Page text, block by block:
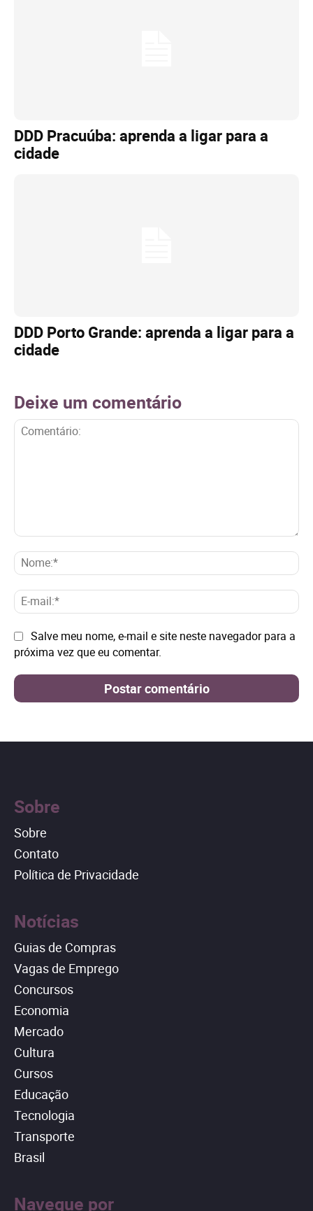
DDD Pracuúba: aprenda a ligar para a
cidade
DDD Porto Grande: aprenda a ligar para a
cidade
Deixe um comentário
E-
Site: Salve meu nome, e-mail e site neste navegador para a
próxima vez que eu comentar.
Sobre
Sobre
Contato
Política de Privacidade
Notícias
Guias de Compras
Vagas de Emprego
Concursos
Economia
Mercado
Cultura
Cursos
Educação
Tecnologia
Transporte
Brasil
Navegue por